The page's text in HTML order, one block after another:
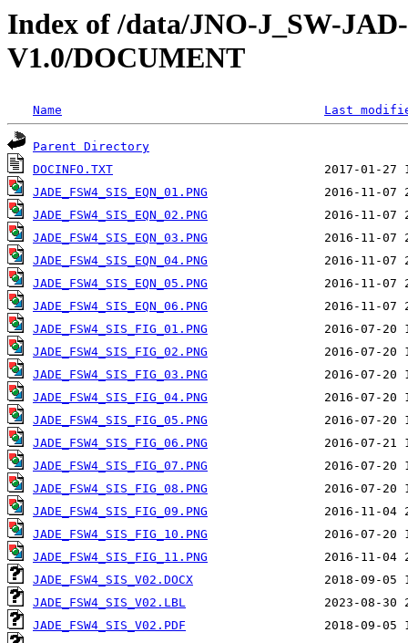
Index of /data/JNO-J_SW-
V1.0/DOCUMENT
Name Last
Parent Directory
DOCINFO.TXT
JADE_FSW4_SIS_EQN_01.PNG
JADE_FSW4_SIS_EQN_02.PNG
JADE_FSW4_SIS_EQN_03.PNG
JADE_FSW4_SIS_EQN_04.PNG
JADE_FSW4_SIS_EQN_05.PNG
JADE_FSW4_SIS_EQN_06.PNG
JADE_FSW4_SIS_FIG_01.PNG
JADE_FSW4_SIS_FIG_02.PNG
JADE_FSW4_SIS_FIG_03.PNG
JADE_FSW4_SIS_FIG_04.PNG
JADE_FSW4_SIS_FIG_05.PNG
JADE_FSW4_SIS_FIG_06.PNG
JADE_FSW4_SIS_FIG_07.PNG
JADE_FSW4_SIS_FIG_08.PNG
JADE_FSW4_SIS_FIG_09.PNG
JADE_FSW4_SIS_FIG_10.PNG
JADE_FSW4_SIS_FIG_11.PNG
JADE_FSW4_SIS_V02.DOCX
JADE_FSW4_SIS_V02.LBL
JADE_FSW4_SIS_V02.PDF